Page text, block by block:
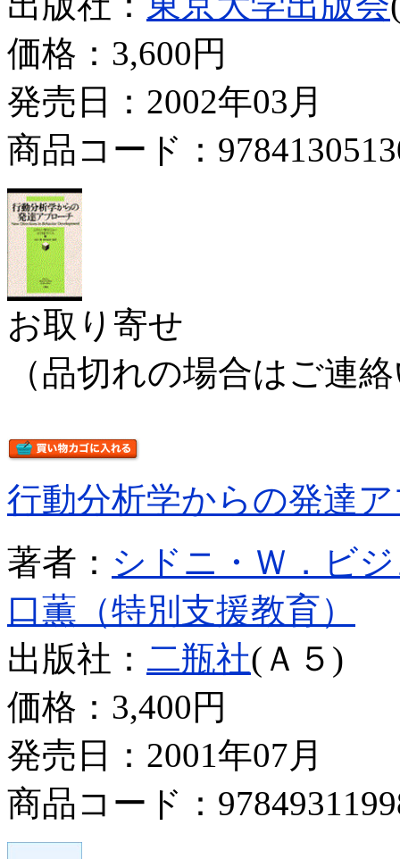
価格： 3,600円
発売日：2002年03月
商品コード：
お取り寄せ
（品切れの場合はご連
行動分析学からの発達
著者： シドニ・Ｗ．ビ
口薫（特別支援教育）
出版社： 二瓶社(Ａ５)
価格： 3,400円
発売日：2001年07月
商品コード：